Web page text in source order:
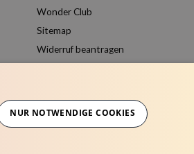
Wonder Club
Sitemap
Widerruf beantragen
NUR NOTWENDIGE COOKIES